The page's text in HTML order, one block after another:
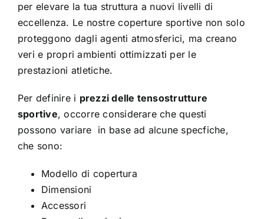
per elevare la tua struttura a nuovi livelli di
eccellenza. Le nostre coperture sportive non solo
proteggono dagli agenti atmosferici, ma creano
veri e propri ambienti ottimizzati per le
prestazioni atletiche.
Per definire i prezzi delle tensostrutture
sportive, occorre considerare che questi
possono variare in base ad alcune specfiche,
che sono:
Modello di copertura
Dimensioni
Accessori